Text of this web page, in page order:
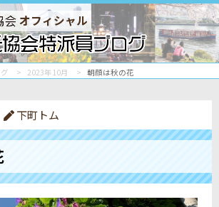
オフィシャル
2023年10月 朝顔は秋の花
下町トム